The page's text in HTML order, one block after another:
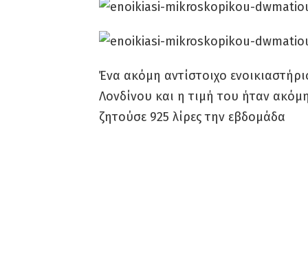
Ένα ακόμη αντίστοιχο
Λονδίνου και η τιμή του ήταν
ζητούσε 925 λίρες την εβδομάδα